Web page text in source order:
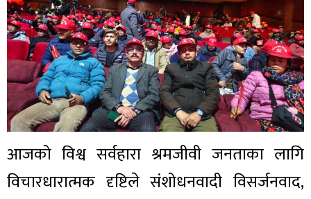
आजको विश्व सर्वहारा श्रमजीवी जनताका लागि
विचारधारात्मक दृष्टिले संशोधनवादी विसर्जनवाद,